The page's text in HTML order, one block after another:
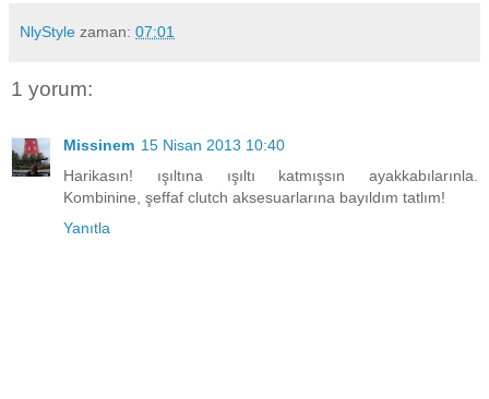
NlyStyle zaman: 07:01
1 yorum:
Missinem 15 Nisan 2013 10:40
Harikasın! ışıltına ışıltı katmışsın ayakkabılarınla.
Kombinine, şeffaf clutch aksesuarlarına bayıldım tatlım!
Yanıtla